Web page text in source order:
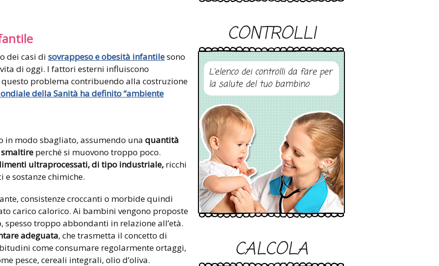
dei casi di sovrappeso e obesità infantilesono
di oggi. I fattori esterni influiscono
problema contribuendo alla costruzione
della Sanità ha definito “ambiente
in modo sbagliato, assumendo una quantità
smaltire perché si muovono troppo poco.
ultraprocessati, di tipo industriale, ricchi
sostanze chimiche.
consistenze croccanti o morbide quindi
carico calorico. Ai bambini vengono proposte
troppo abbondanti in relazione all’età.
adeguata, che trasmetta il concetto di
come consumare regolarmente ortaggi,
pesce, cereali integrali, olio d’oliva.
CONTROLLI
L’elenco dei controlli da fare per
la salute del tuo bambino
CALCOLA